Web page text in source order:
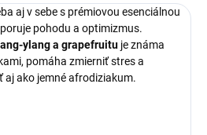
aj v sebe s prémiovou esenciálnou
pohodu a optimizmus.
ylang a grapefruitu je známa
pomáha zmierniť stres a
aj ako jemné afrodiziakum.